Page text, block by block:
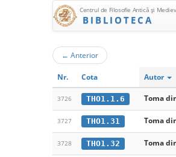
Centrul de Filosofie Antică şi
BIBLIOTECA
← Anterior
Nr. Cota Autor
3726 THO1.1.6 Toma
3727 THO1.31 Toma
3728 THO1.32 Toma